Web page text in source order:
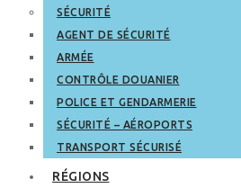
SÉCURITÉ
AGENT DE SÉCURITÉ
ARMÉE
CONTRÔLE DOUANIER
POLICE ET GENDARMERIE
SÉCURITÉ – AÉROPORTS
TRANSPORT SÉCURISÉ
RÉGIONS